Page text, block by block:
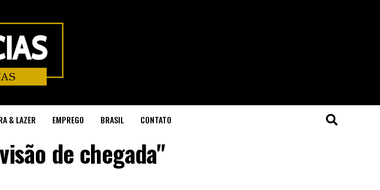
& LAZER EMPREGO BRASIL CONTATO
de chegada"